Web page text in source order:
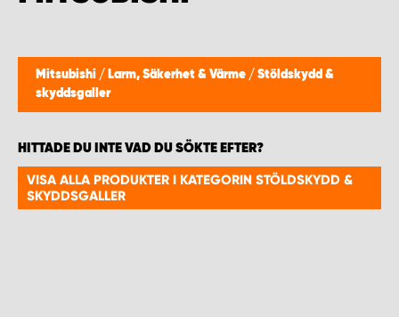
Mitsubishi / Larm, Säkerhet & Värme / Stöldskydd &
skyddsgaller
HITTADE DU INTE VAD DU SÖKTE EFTER?
VISA ALLA PRODUKTER I KATEGORIN STÖLDSKYDD &
SKYDDSGALLER
WORK SYSTEM HELSINGBORG
WORK SYSTEM JÖNKÖPING
WORK SYSTEM KARLSTAD
WORK SYSTEM KIRUNA